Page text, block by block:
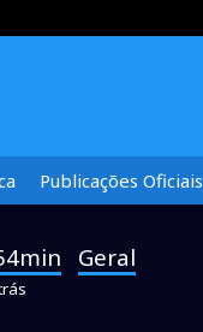
Publicações Oficiais
Geral